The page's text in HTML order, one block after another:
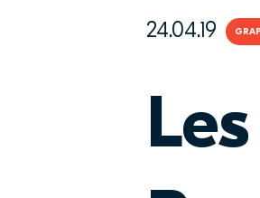
24.04.19